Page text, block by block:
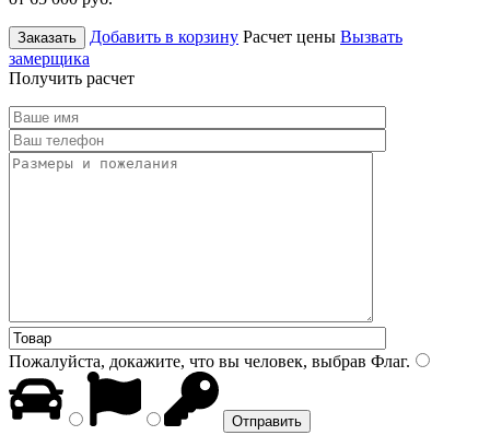
Заказать Добавить в корзину Расчет цены Вызвать
замерщика
Получить расчет
Пожалуйста, докажите, что вы человек, выбрав Флаг.